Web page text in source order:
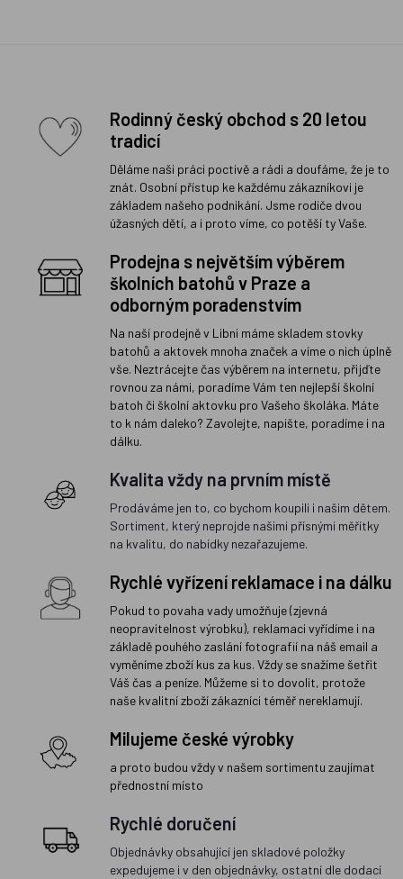
Rodinný český obchod s 20 letou
tradicí
Děláme naši práci poctivě a rádi a doufáme, že je to
znát. Osobní přístup ke každému zákazníkovi je
základem našeho podnikání. Jsme rodiče dvou
úžasných dětí, a i proto víme, co potěší ty Vaše.
Prodejna s největším výběrem
školních batohů v Praze a
odborným poradenstvím
Na naší prodejně v Libni máme skladem stovky
batohů a aktovek mnoha značek a víme o nich úplně
vše. Neztrácejte čas výběrem na internetu, přijďte
rovnou za námi, poradíme Vám ten nejlepší školní
batoh či školní aktovku pro Vašeho školáka. Máte
to k nám daleko? Zavolejte, napište, poradíme i na
dálku.
Kvalita vždy na prvním místě
Prodáváme jen to, co bychom koupili i našim dětem.
Sortiment, který neprojde našimi přísnými měřítky
na kvalitu, do nabídky nezařazujeme.
Rychlé vyřízení reklamace i na dálku
Pokud to povaha vady umožňuje (zjevná
neopravitelnost výrobku), reklamaci vyřídíme i na
základě pouhého zaslání fotografií na náš email a
vyměníme zboží kus za kus. Vždy se snažíme šetřit
Váš čas a peníze. Můžeme si to dovolit, protože
naše kvalitní zboží zákazníci téměř nereklamují.
Milujeme české výrobky
a proto budou vždy v našem sortimentu zaujímat
přednostní místo
Rychlé doručení
Objednávky obsahující jen skladové položky
expedujeme i v den objednávky, ostatní dle dodací